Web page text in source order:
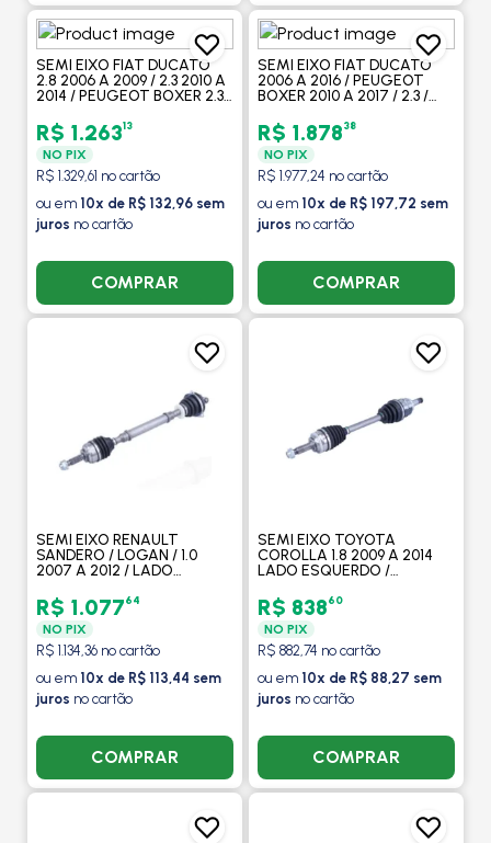
SEMI EIXO FIAT DUCATO
2.8 2006 A 2009 / 2.3 2010 A
2014 / PEUGEOT BOXER 2.3
ESQUERDO / SEM ABS -
COFAP
R$ 1.26313
NO PIX
R$ 1.329,61 no cartão
ou em 10x de R$ 132,96 sem
juros no cartão
COMPRAR
SEMI EIXO FIAT DUCATO
2006 A 2016 / PEUGEOT
BOXER 2010 A 2017 / 2.3 /
ARO 16 - COFAP
R$ 1.87838
NO PIX
R$ 1.977,24 no cartão
ou em 10x de R$ 197,72 sem
juros no cartão
COMPRAR
SEMI EIXO RENAULT
SANDERO / LOGAN / 1.0
2007 A 2012 / LADO
COFAP
R$ 1.07764
NO PIX
R$ 1.134,36 no cartão
ou em 10x de R$ 113,44 sem
juros no cartão
COMPRAR
SEMI EIXO TOYOTA
COROLLA 1.8 2009 A 2014
LADO ESQUERDO /
R$ 83860
NO PIX
R$ 882,74 no cartão
ou em 10x de R$ 88,27 sem
juros no cartão
COMPRAR